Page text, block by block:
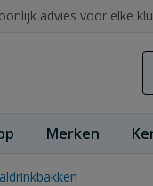
advies voor elke
Merken